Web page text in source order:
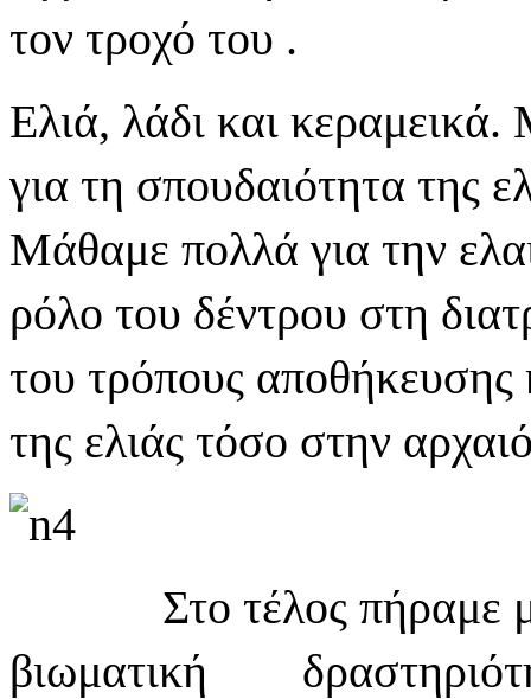
τον τροχό του .
Ελιά, λάδι και
για τη σπουδαιότητα της
Μάθαμε πολλά για την
ρόλο του δέντρου στη
του τρόπους αποθήκευσης
της ελιάς τόσο στην
Στο τέλος πήραμε
βιωματική